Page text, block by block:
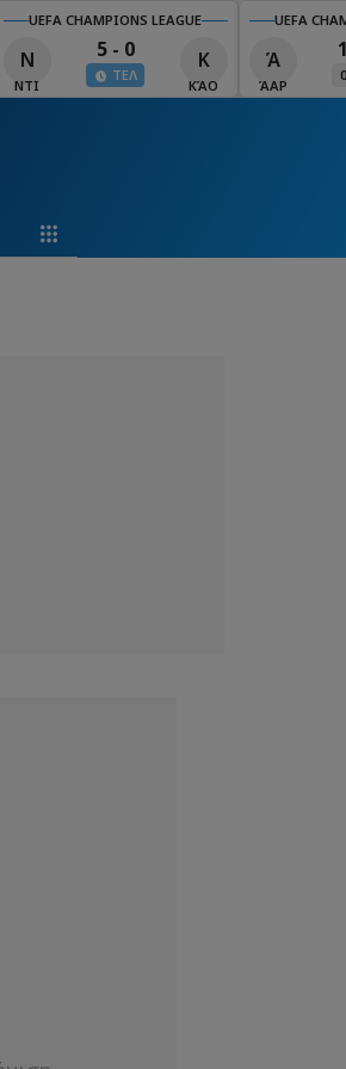
UEFA CHAMPIONS LEAGUE
Ν
ΝΤΙ
5 - 0
ΤΕΛ
Κ
ΚΆΟ
UEFA
Ά
ΆΑΡ